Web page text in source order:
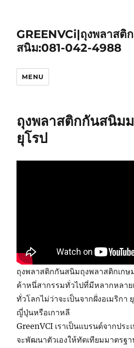
GREENVCi|ถุงพลาสติ
สนิม:081-042-4988
MENU
ถุงพลาสติกกันสนิม
ยุโรป
ถุงพลาสติกกันสนิมถุงพลาสติกเกษ
ค้าหนึ่สากรรมทั่วไปที่มีหลากหลา
ทั่วโลกไม่ว่าจะเป็นจากฝั่งอเมริกา
ญี่ปุ่นหรือเกาหลี
GreenVCI เราเป็นแบรนด์จากประ
จะพัฒนาตัวเองให้ทัดเทียมมาตรฐา